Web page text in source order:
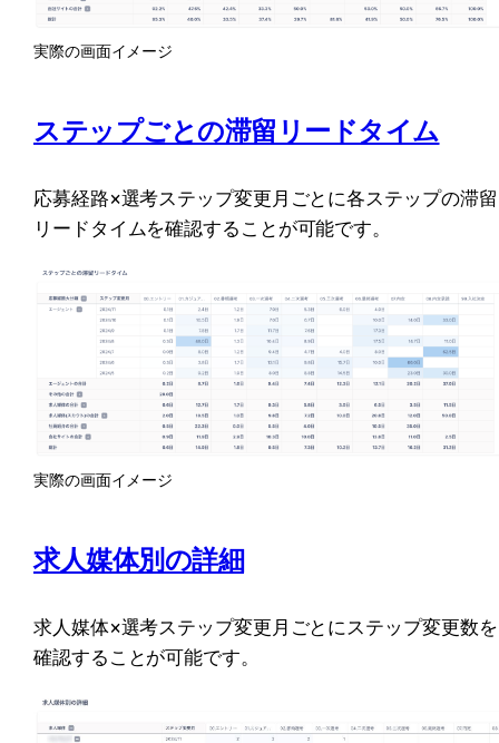
実際の画面イメージ
ステップごとの滞留リードタイム
応募経路×選考ステップ変更月ごとに各ステップの滞留
リードタイムを確認することが可能です。
実際の画面イメージ
求人媒体別の詳細
求人媒体×選考ステップ変更月ごとにステップ変更数を
確認することが可能です。